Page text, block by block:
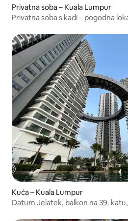
Privatna soba – Kuala Lumpur
Privatna soba s kadi – pogodna
Kuća – Kuala Lumpur
Datum Jelatek, balkon na 39.